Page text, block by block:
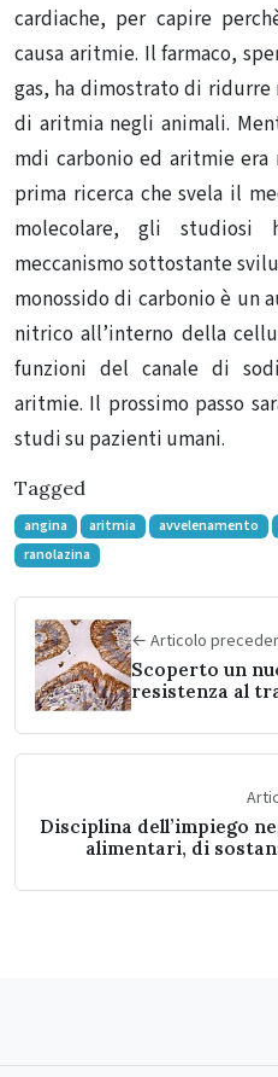
cardiache, per capire
causa aritmie. Il farmaco,
gas, ha dimostrato di
di aritmia negli animali.
mdi carbonio ed aritmie
prima ricerca che svela il
molecolare, gli studiosi
meccanismo sottostante
monossido di carbonio è un
nitrico all’interno della
funzioni del canale di
aritmie. Il prossimo passo
studi su pazienti umani.
Tagged
angina aritmia avvelenamento
ranolazina
← Articolo
Scoperto un
resistenza al
Disciplina dell’impiego
alimentari, di